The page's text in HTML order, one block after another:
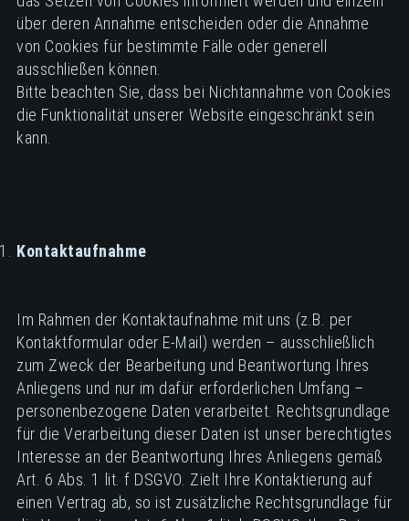
über deren Annahme entscheiden oder die Annahme
von Cookies für bestimmte Fälle oder generell
ausschließen können.
Bitte beachten Sie, dass bei Nichtannahme von Cookies
die Funktionalität unserer Website eingeschränkt sein
kann.
Kontaktaufnahme
Im Rahmen der Kontaktaufnahme mit uns (z.B. per
Kontaktformular oder E-Mail) werden – ausschließlich
zum Zweck der Bearbeitung und Beantwortung Ihres
Anliegens und nur im dafür erforderlichen Umfang –
personenbezogene Daten verarbeitet. Rechtsgrundlage
für die Verarbeitung dieser Daten ist unser berechtigtes
Interesse an der Beantwortung Ihres Anliegens gemäß
Art. 6 Abs. 1 lit. f DSGVO. Zielt Ihre Kontaktierung auf
einen Vertrag ab, so ist zusätzliche Rechtsgrundlage für